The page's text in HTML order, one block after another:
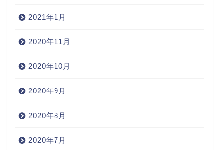
2021年1月
2020年11月
2020年10月
2020年9月
2020年8月
2020年7月